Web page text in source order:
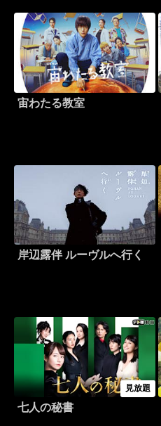
宙わたる教室
岸辺露伴 ルーヴルへ行く
見放題
七人の秘書